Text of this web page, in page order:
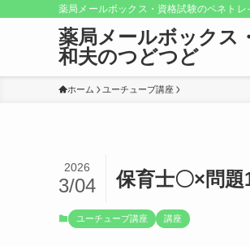
薬局メールボックス・資格試験のペネト
薬局メールボックス
和夫のつどつど
ホーム ユーチューブ講座
保育士〇×問題
2026
3/04
ユーチューブ講座 講座